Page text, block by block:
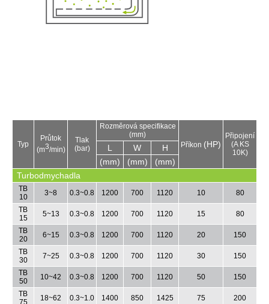
Typ
Průtok
(m3/min)
Tlak
(bar)
Rozměrová specifikace
(mm)
Příkon (HP)
Připojení
(A KS
10K)
L W
H
(mm)
(mm)
(mm)
Turbodmychadla
TB
10
3~8 0.3~0.8 1200 700 1120 10
80
TB
15
5~13 0.3~0.8 1200 700 1120 15
80
TB
20
6~15 0.3~0.8 1200 700 1120 20
150
TB
30
7~25 0.3~0.8 1200 700 1120 30
150
TB
50
10~42 0.3~0.8 1200 700 1120 50
150
TB
18~62 0.3~1.0 1400 850 1425 75 200